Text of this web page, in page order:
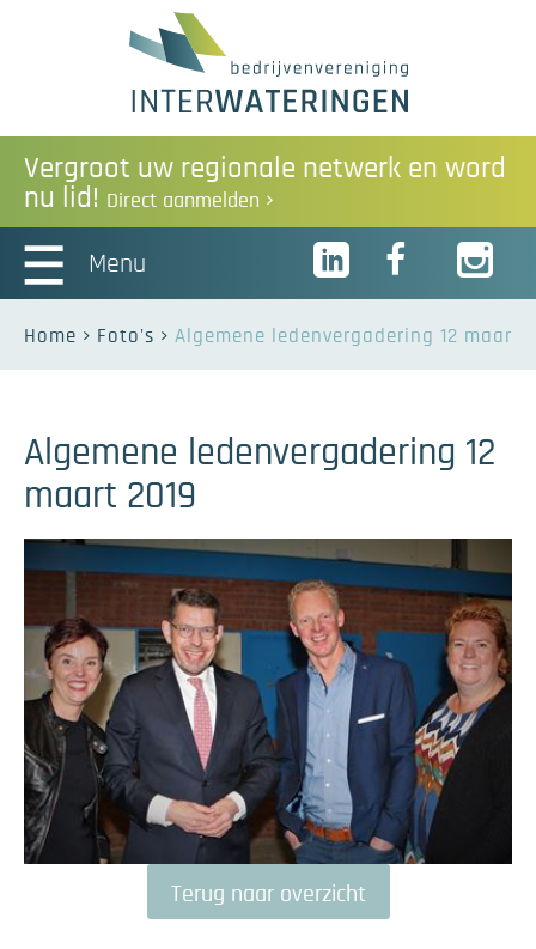
Vergroot uw regionale netwerk en word
nu lid! Direct aanmelden
Menu
Home Foto's Algemene ledenvergadering 12 maart
Algemene ledenvergadering 12
maart 2019
Terug naar overzicht